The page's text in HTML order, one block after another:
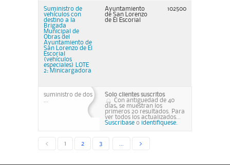
Suministro de
vehículos con
destino a la
Brigada
Municipal de
Obras del
Ayuntamiento de
San Lorenzo de El
Escorial
(vehículos
especiales) LOTE
2: Minicargadora
Ayuntamiento
de San Lorenzo
de El Escorial
102500
suministro de dos
Solo clientes suscritos
Con antiguedad de 40
días, se muestran los
primeros 20 resultados. Para
ver todos los actualizados...
Suscribase o identifiquese.
< 1 2 3 >